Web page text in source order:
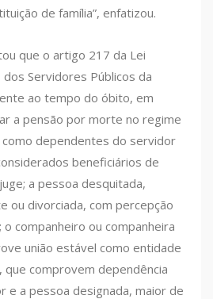
de família”, enfatizou.
que o artigo 217 da Lei
Servidores Públicos da
ao tempo do óbito, em
a pensão por morte no regime
dependentes do servidor
beneficiários de
a pessoa desquitada,
ou divorciada, com percepção
o companheiro ou companheira
união estável como entidade
que comprovem dependência
e a pessoa designada, maior de